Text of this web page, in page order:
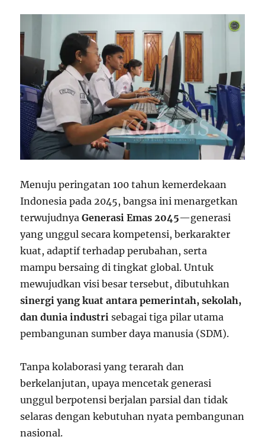
Menuju peringatan 100 tahun kemerdekaan
Indonesia pada 2045, bangsa ini menargetkan
terwujudnyaGenerasi Emas 2045—generasi
yang unggul secara kompetensi, berkarakter
kuat, adaptif terhadap perubahan, serta
mampu bersaing di tingkat global. Untuk
mewujudkan visi besar tersebut, dibutuhkan
sinergi yang kuat antara pemerintah, sekolah,
dan dunia industri sebagai tiga pilar utama
pembangunan sumber daya manusia (SDM).
Tanpa kolaborasi yang terarah dan
berkelanjutan, upaya mencetak generasi
unggul berpotensi berjalan parsial dan tidak
selaras dengan kebutuhan nyata pembangunan
nasional.